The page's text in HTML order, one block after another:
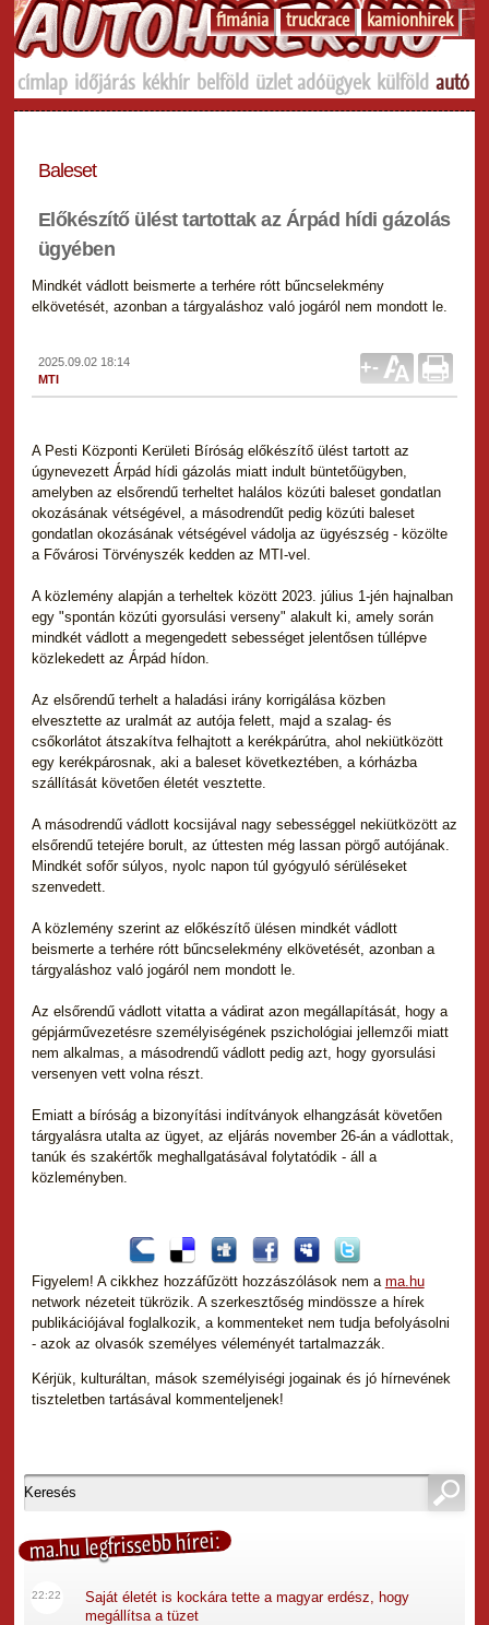
címlap időjárás kékhír belföld üzlet adóügyek külföld autó
f1mánia truckrace kamionhirek
Baleset
Előkészítő ülést tartottak az Árpád hídi gázolás
ügyében
Mindkét vádlott beismerte a terhére rótt bűncselekmény
elkövetését, azonban a tárgyaláshoz való jogáról nem mondott le.
2025.09.02 18:14
MTI
+-
A Pesti Központi Kerületi Bíróság előkészítő ülést tartott az
úgynevezett Árpád hídi gázolás miatt indult büntetőügyben,
amelyben az elsőrendű terheltet halálos közúti baleset gondatlan
okozásának vétségével, a másodrendűt pedig közúti baleset
gondatlan okozásának vétségével vádolja az ügyészség - közölte
a Fővárosi Törvényszék kedden az MTI-vel.
A közlemény alapján a terheltek között 2023. július 1-jén hajnalban
egy "spontán közúti gyorsulási verseny" alakult ki, amely során
mindkét vádlott a megengedett sebességet jelentősen túllépve
közlekedett az Árpád hídon.
Az elsőrendű terhelt a haladási irány korrigálása közben
elvesztette az uralmát az autója felett, majd a szalag- és
csőkorlátot átszakítva felhajtott a kerékpárútra, ahol nekiütközött
egy kerékpárosnak, aki a baleset következtében, a kórházba
szállítását követően életét vesztette.
A másodrendű vádlott kocsijával nagy sebességgel nekiütközött az
elsőrendű tetejére borult, az úttesten még lassan pörgő autójának.
Mindkét sofőr súlyos, nyolc napon túl gyógyuló sérüléseket
szenvedett.
A közlemény szerint az előkészítő ülésen mindkét vádlott
beismerte a terhére rótt bűncselekmény elkövetését, azonban a
tárgyaláshoz való jogáról nem mondott le.
Az elsőrendű vádlott vitatta a vádirat azon megállapítását, hogy a
gépjárművezetésre személyiségének pszichológiai jellemzői miatt
nem alkalmas, a másodrendű vádlott pedig azt, hogy gyorsulási
versenyen vett volna részt.
Emiatt a bíróság a bizonyítási indítványok elhangzását követően
tárgyalásra utalta az ügyet, az eljárás november 26-án a vádlottak,
tanúk és szakértők meghallgatásával folytatódik - áll a
közleményben.
Figyelem! A cikkhez hozzáfűzött hozzászólások nem a ma.hu
network nézeteit tükrözik. A szerkesztőség mindössze a hírek
publikációjával foglalkozik, a kommenteket nem tudja befolyásolni
- azok az olvasók személyes véleményét tartalmazzák.
Kérjük, kulturáltan, mások személyiségi jogainak és jó hírnevének
tiszteletben tartásával kommenteljenek!
ma.hu legfrissebb hírei:
22:22
Saját életét is kockára tette a magyar erdész, hogy
megállítsa a tüzet